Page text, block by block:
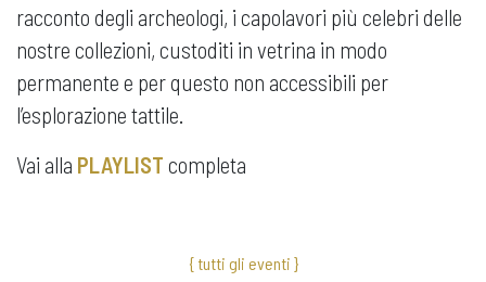
racconto degli archeologi, i capolavori più celebri delle
nostre collezioni, custoditi in vetrina in modo
permanente e per questo non accessibili per
l’esplorazione tattile.
Vai alla PLAYLIST completa
{ tutti gli eventi }